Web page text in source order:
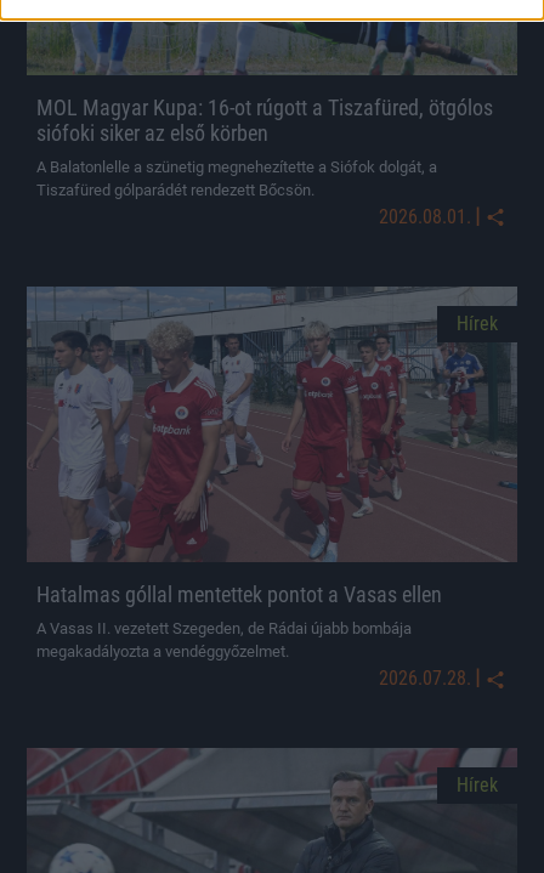
MOL Magyar Kupa: 16-ot rúgott a Tiszafüred, ötgólos
siófoki siker az első körben
A Balatonlelle a szünetig megnehezítette a Siófok dolgát, a
Tiszafüred gólparádét rendezett Bőcsön.
2026.08.01. |
Hírek
Hatalmas góllal mentettek pontot a Vasas ellen
A Vasas II. vezetett Szegeden, de Rádai újabb bombája
megakadályozta a vendéggyőzelmet.
2026.07.28. |
Hírek